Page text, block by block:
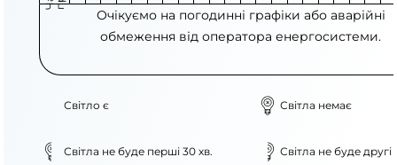
Очікуємо на погодинні графіки або аварійні
обмеження від оператора енергосистеми.
Світло є Світла немає
Світла не буде перші 30 хв. Світла не буде другі